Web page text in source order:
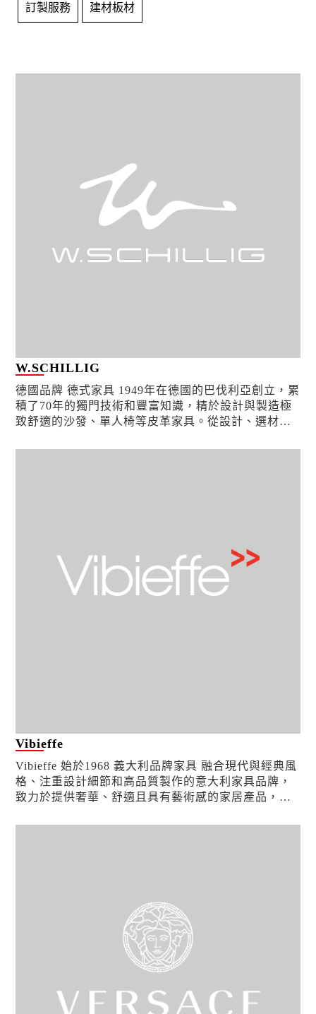
訂製服務 建材板材
W.SCHILLIG
德國品牌 德式家具 1949年在德國的巴伐利亞創立，累
積了70年的獨門技術和豐富知識，精於設計與製造極
致舒適的沙發、單人椅等皮革家具。從設計、選材、
品牌成...
Vibieffe
Vibieffe 始於1968 義大利品牌家具 融合現代與經典風
格、注重設計細節和高品質製作的意大利家具品牌，
致力於提供奢華、舒適且具有藝術感的家居產品，秉